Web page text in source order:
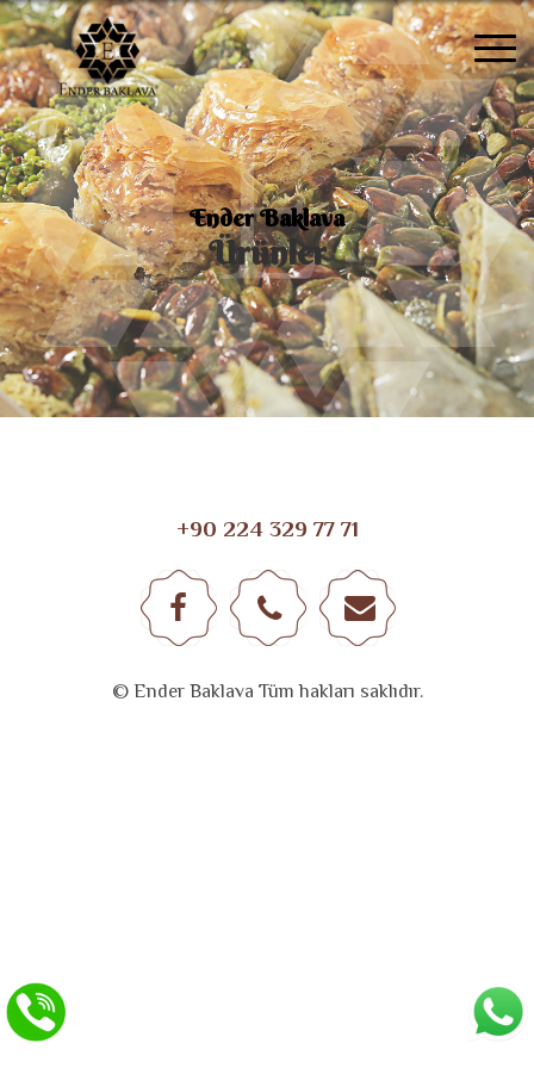
Ender Baklava
Ürünler
+90 224 329 77 71
© Ender Baklava Tüm hakları saklıdır.